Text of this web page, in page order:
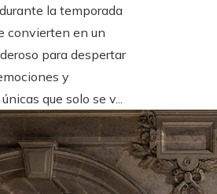
la temporada
convierten en un
para despertar
y
que solo se v...